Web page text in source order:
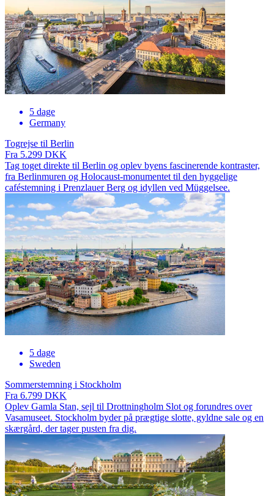
5 dage
Germany
Togrejse til Berlin
Fra 5.299 DKK
Tag toget direkte til Berlin og oplev byens fascinerende kontraster,
fra Berlinmuren og Holocaust-monumentet til den hyggelige
caféstemning i Prenzlauer Berg og idyllen ved Müggelsee.
5 dage
Sweden
Sommerstemning i Stockholm
Fra 6.799 DKK
Oplev Gamla Stan, sejl til Drottningholm Slot og forundres over
Vasamuseet. Stockholm byder på prægtige slotte, gyldne sale og en
skærgård, der tager pusten fra dig.